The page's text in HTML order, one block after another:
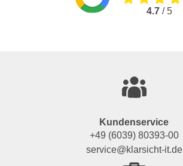
4.7 / 5
Kundenservice
+49 (6039) 80393-00
service@klarsicht-it.de